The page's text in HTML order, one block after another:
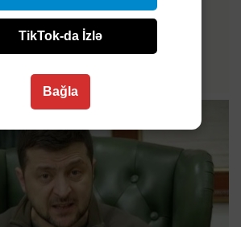
əlavə qırıcılar almaq
ARTDI
TikTok-da İzlə
Bağla